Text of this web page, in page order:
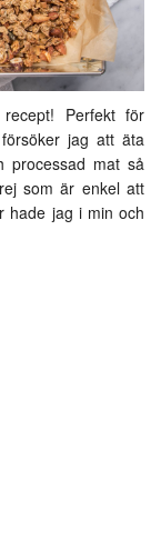
Perfekt för
jag att äta
processad mat så
som är enkel att
hade jag i min och